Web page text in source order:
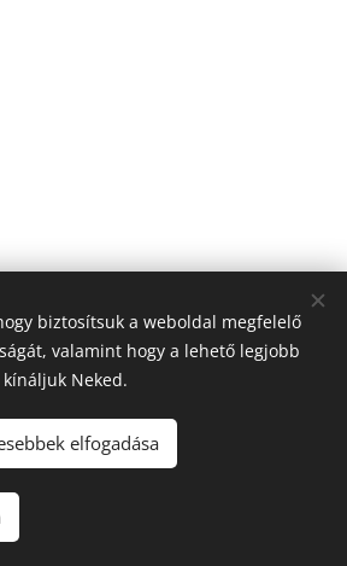
Kft. Minden jog fenntartva
Sütik
biztosítsuk a weboldal megfelelő
valamint hogy a lehető legjobb
Neked.
elfogadása